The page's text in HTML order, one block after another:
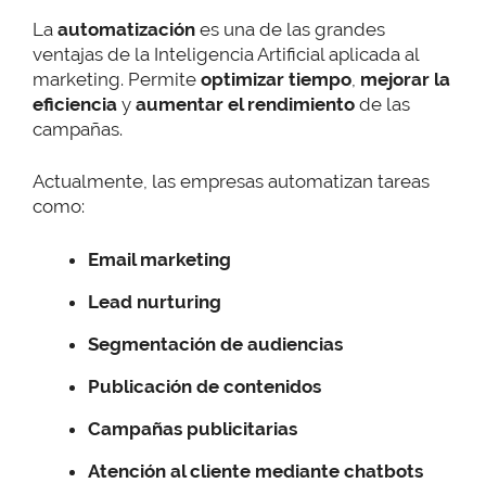
La automatización es una de las grandes
ventajas de la Inteligencia Artificial aplicada al
marketing. Permite optimizar tiempo mejorar la
eficiencia y aumentar el rendimiento de las
campañas.
Actualmente, las empresas automatizan tareas
como:
Email marketing
Lead nurturing
Segmentación de audiencias
Publicación de contenidos
Campañas publicitarias
Atención al cliente mediante chatbots